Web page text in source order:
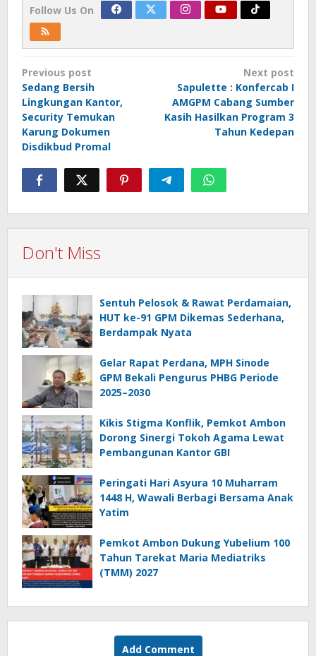
Follow Us On
Post
navigation
Previous post
Sedang Bersih
Lingkungan Kantor,
Security Temukan
Karung Dokumen
Disdikbud Promal
Next post
Sapulette : Konfercab I
AMGPM Cabang Sumber
Kasih Hasilkan Program 3
Tahun Kedepan
Don't Miss
Sentuh Pelosok & Rawat Perdamaian,
HUT ke-91 GPM Dikemas Sederhana,
Berdampak Nyata
Gelar Rapat Perdana, MPH Sinode
GPM Bekali Pengurus PHBG Periode
2025–2030
Kikis Stigma Konflik, Pemkot Ambon
Dorong Sinergi Tokoh Agama Lewat
Pembangunan Kantor GBI
Peringati Hari Asyura 10 Muharram
1448 H, Wawali Berbagi Bersama Anak
Yatim
Pemkot Ambon Dukung Yubelium 100
Tahun Tarekat Maria Mediatriks
(TMM) 2027
Add Comment